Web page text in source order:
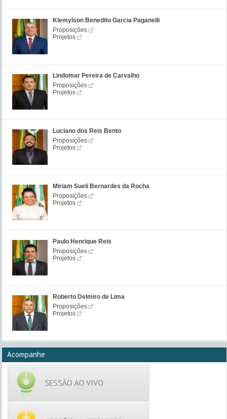
Klemylson Benedito Garcia Paganelli
Proposições
Projetos
Lindomar Pereira de Carvalho
Proposições
Projetos
Luciano dos Reis Bento
Proposições
Projetos
Miriam Sueli Bernardes da Rocha
Proposições
Projetos
Paulo Henrique Reis
Proposições
Projetos
Roberto Delmiro de Lima
Proposições
Projetos
Acompanhe